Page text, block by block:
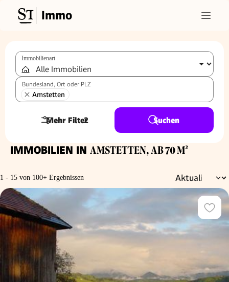
Immo
Immobilienart
Bundesland, Ort oder PLZ
Amstetten
Mehr Filter
2 Suchen
IMMOBILIEN IN AMSTETTEN, AB 70 M²
1 - 15 von 100+ Ergebnissen